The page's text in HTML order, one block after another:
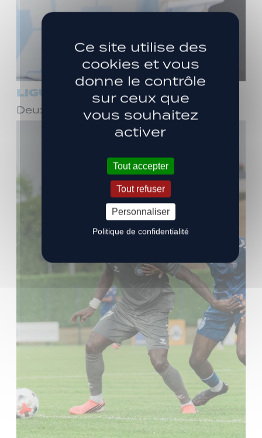
LIGUE 3
Deux ans de plus avec Stéphane Dief !
Ce site utilise des
cookies et vous
donne le contrôle
sur ceux que
vous souhaitez
activer
Tout accepter
Tout refuser
Personnaliser
Politique de confidentialité